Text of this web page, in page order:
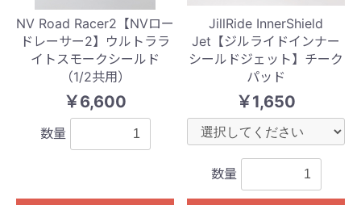
NV Road Racer2【NVロー
ドレーサー2】ウルトララ
イトスモークシールド
（1/2共用）
￥6,600
数量
JillRide InnerShield
Jet【ジルライドインナー
シールドジェット】チーク
パッド
￥1,650
数量